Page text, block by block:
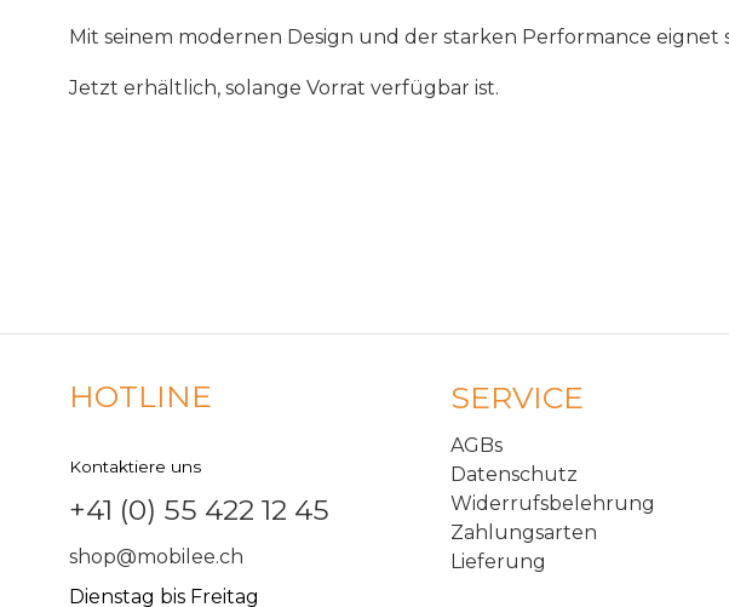
Mit seinem modernen Design und der starken Performance
Jetzt erhältlich, solange Vorrat verfügbar ist.
HOTLINE
Kontaktiere uns
+41 (0) 55 422 12 45
shop@mobilee.ch
Dienstag bis Freitag
SERVICE
AGBs
Datenschutz
Widerrufsbelehrung
Zahlungsarten
Lieferung